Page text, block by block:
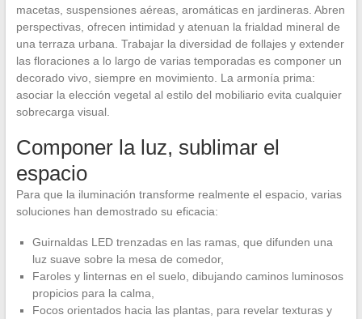
macetas, suspensiones aéreas, aromáticas en jardineras. Abren
perspectivas, ofrecen intimidad y atenuan la frialdad mineral de
una terraza urbana. Trabajar la diversidad de follajes y extender
las floraciones a lo largo de varias temporadas es componer un
decorado vivo, siempre en movimiento. La armonía prima:
asociar la elección vegetal al estilo del mobiliario evita cualquier
sobrecarga visual.
Componer la luz, sublimar el
espacio
Para que la iluminación transforme realmente el espacio, varias
soluciones han demostrado su eficacia:
Guirnaldas LED trenzadas en las ramas, que difunden una
luz suave sobre la mesa de comedor,
Faroles y linternas en el suelo, dibujando caminos luminosos
propicios para la calma,
Focos orientados hacia las plantas, para revelar texturas y